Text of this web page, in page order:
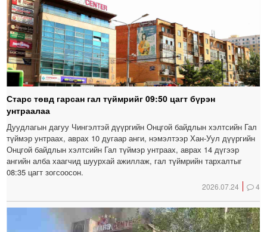
Старс төвд гарсан гал түймрийг 09:50 цагт бүрэн
унтраалаа
Дуудлагын дагуу Чингэлтэй дүүргийн Онцгой байдлын хэлтсийн Гал
түймэр унтраах, аврах 10 дугаар анги, нэмэлтээр Хан-Уул дүүргийн
Онцгой байдлын хэлтсийн Гал түймэр унтраах, аврах 14 дүгээр
ангийн алба хаагчид шуурхай ажиллаж, гал түймрийн тархалтыг
08:35 цагт зогсоосон.
2026.07.24 4